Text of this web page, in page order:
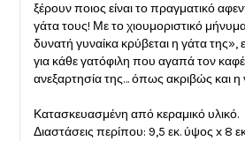
ξέρουν ποιος είναι το πραγματικό
γάτα τους! Με το χιουμοριστικό
δυνατή γυναίκα κρύβεται η γάτα της»,
για κάθε γατόφιλη που αγαπά τον καφέ
ανεξαρτησία της… όπως ακριβώς και η
Κατασκευασμένη από κεραμικό υλικό.
Διαστάσεις περίπου: 9,5 εκ. ύψος x 8